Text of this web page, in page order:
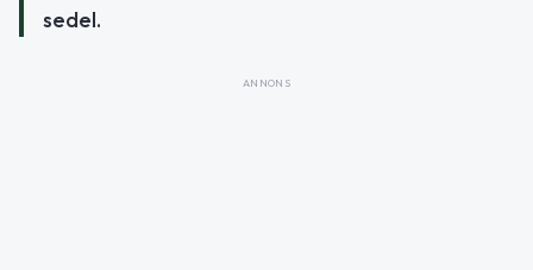
sedel.
ANNONS